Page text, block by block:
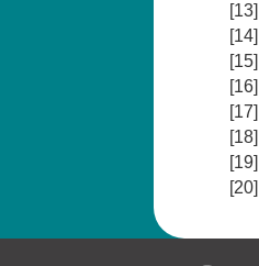
[13]
[14]
[15]
[16]
[17]
[18]
[19]
[20]